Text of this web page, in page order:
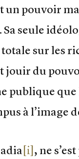
un pouvoir
seule
sur les
jouir du
publique
à l’image
[i] , ne